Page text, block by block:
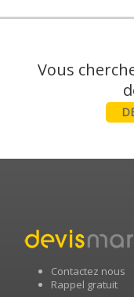
Vous
Contactez nous
Rappel gratuit